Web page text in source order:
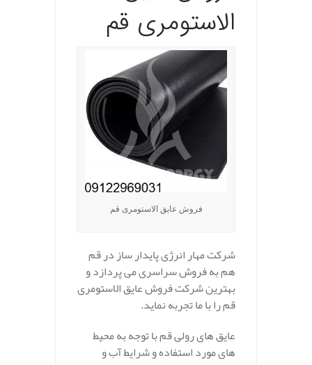
الاستومری قم
فروش عایق الاستومری قم
شرکت مهار انرژی پایدار ساز در قم
هم به فروش سراسری می پردازد و
بهترین شرکت فروش عایق الاستومری
قم را با ما تجربه نماید.
عایق های رولی قم با توجه به محیط
های مورد استفاده و شرایط آب و